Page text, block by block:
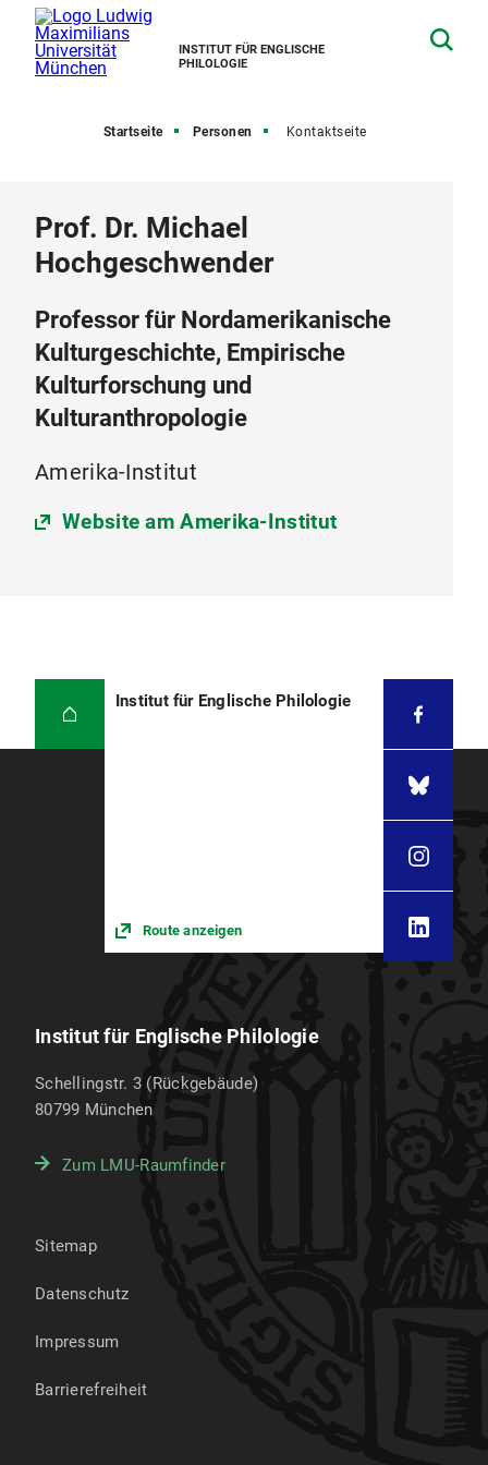
INSTITUT FÜR ENGLISCHE
PHILOLOGIE
Startseite Personen Kontaktseite
Prof. Dr. Michael
Hochgeschwender
Professor für Nordamerikanische
Kulturgeschichte, Empirische
Kulturforschung und
Kulturanthropologie
Amerika-Institut
Website am Amerika-Institut
Institut für Englische Philologie
Route anzeigen
Institut für Englische Philologie
Schellingstr. 3 (Rückgebäude)
80799 München
Zum LMU-Raumfinder
Sitemap
Datenschutz
Impressum
Barrierefreiheit